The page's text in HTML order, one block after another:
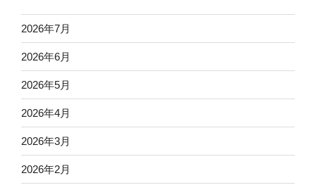
2026年7月
2026年6月
2026年5月
2026年4月
2026年3月
2026年2月